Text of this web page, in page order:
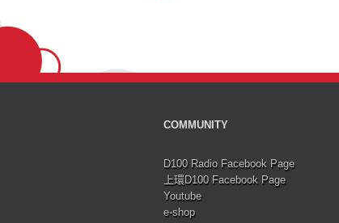
COMMUNITY
D100 Radio Facebook Page
上環D100 Facebook Page
Youtube
e-shop